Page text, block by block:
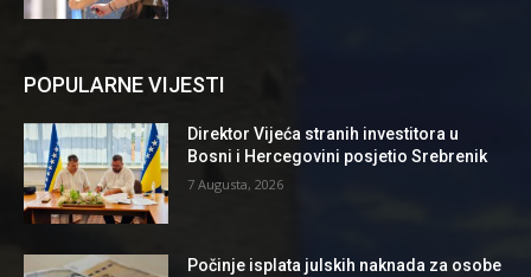
POPULARNE VIJESTI
Direktor Vijeća stranih investitora u
Bosni i Hercegovini posjetio Srebrenik
7 Augusta, 2026
Počinje isplata julskih naknada za osobe